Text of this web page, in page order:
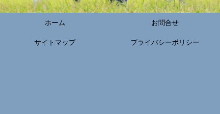
ホーム お問合せ
サイトマップ プライバシーポリシー